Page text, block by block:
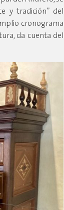
y tradición” del
cronograma
da cuenta del